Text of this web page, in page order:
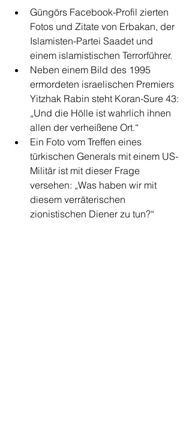
Güngörs Facebook-Profil zierten
Fotos und Zitate von Erbakan, der
Islamisten-Partei Saadet und
einem islamistischen Terrorführer.
Neben einem Bild des 1995
ermordeten israelischen Premiers
Yitzhak Rabin steht Koran-Sure 43:
„Und die Hölle ist wahrlich ihnen
allen der verheißene Ort.“
Ein Foto vom Treffen eines
türkischen Generals mit einem US-
Militär ist mit dieser Frage
versehen: „Was haben wir mit
diesem verräterischen
zionistischen Diener zu tun?“